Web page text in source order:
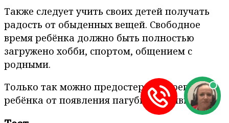
Также следует учить своих детей получать
радость от обыденных вещей. Свободное
время ребёнка должно быть полностью
загружено хобби, спортом, общением с
родными.
Только так можно предостеречь своего
ребёнка от появления пагубной привычки.